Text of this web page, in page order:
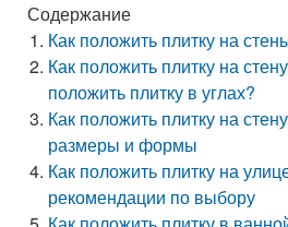
Содержание
Как положить плитку на
Как положить плитку на
положить плитку в углах?
Как положить плитку на
размеры и формы
Как положить плитку на
рекомендации по выбору